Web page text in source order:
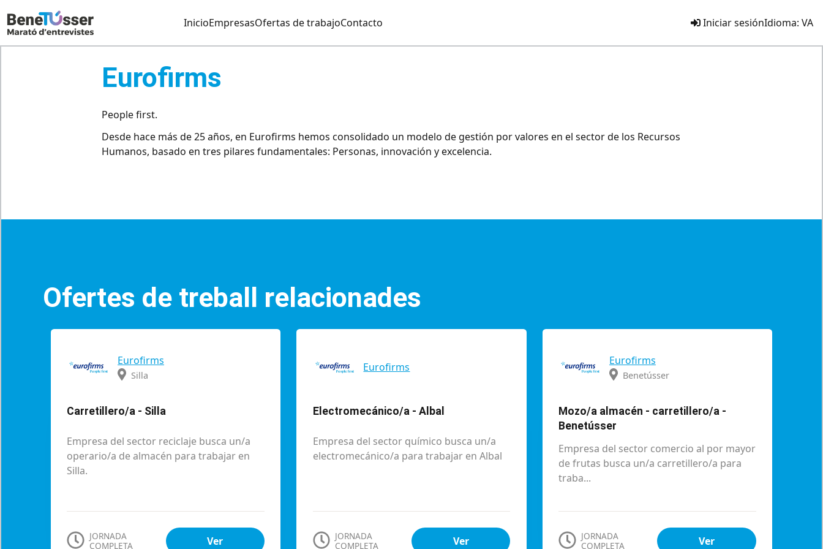
InicioEmpresasOfertas de trabajoContacto Iniciar sesiónIdioma: VA
Eurofirms
People first.
Desde hace más de 25 años, en Eurofirms hemos consolidado un modelo de gestión por valores en el sector de los Recursos
Humanos, basado en tres pilares fundamentales: Personas, innovación y excelencia.
Ofertes de treball relacionades
Eurofirms
Silla
Carretillero/a - Silla
Empresa del sector reciclaje busca un/a
operario/a de almacén para trabajar en
Silla.
JORNADA
COMPLETA
Ver
Eurofirms
Electromecánico/a - Albal
Empresa del sector químico busca un/a
electromecánico/a para trabajar en Albal
JORNADA
COMPLETA
Ver
Eurofirms
Benetússer
Mozo/a almacén - carretillero/a -
Benetússer
Empresa del sector comercio al por mayor
de frutas busca un/a carretillero/a para
traba...
JORNADA
COMPLETA
Ver